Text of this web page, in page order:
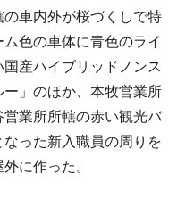
車内外が桜づくしで特
色の車体に青色のライ
産ハイブリッドノンス
」のほか、本牧営業所
業所所轄の赤い観光バ
った新入職員の周りを
に作った。